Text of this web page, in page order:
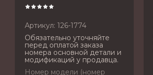
Артикул: 126-1774
Обязательно уточняйте
перед оплатой заказа
номера основной детали и
модификаций у продавца.
Номер модели (номер